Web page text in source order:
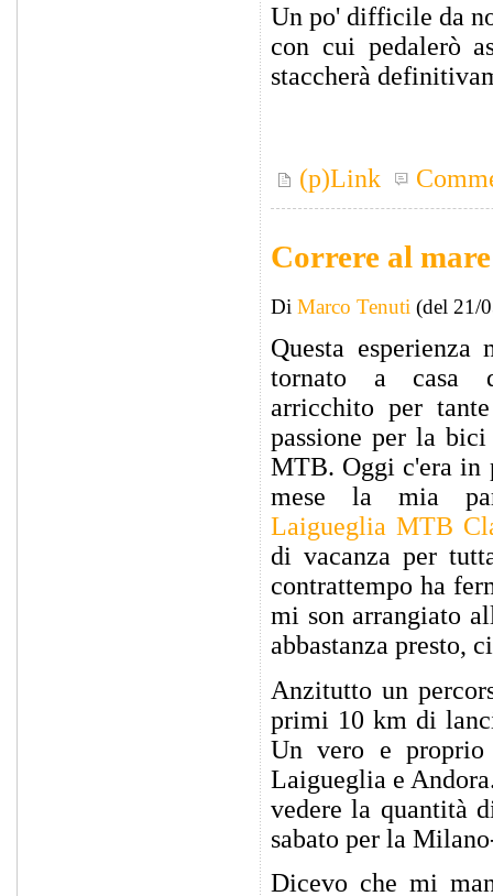
Un po' difficile da
con cui pedalerò
staccherà
(p)Link
Correre al mare
Di Marco Tenuti (del 21/
Questa
tornato a casa
arricchito per
passione per la
MTB. Oggi c'era in
mese la mia
Laigueglia MTB
di vacanza per
contrattempo ha
mi son arrangiato
abbastanza presto,
Anzitutto un
primi 10 km di
Un vero e
Laigueglia e
vedere la quantità
sabato per la
Dicevo che mi